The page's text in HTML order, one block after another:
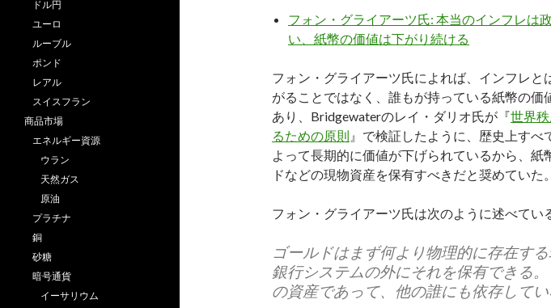
フォン・グライアーツ氏: 本当のインフレは
い、紙幣の価値は下がり続ける
フォン・グライアーツ氏によれば、インフレと
がることではなく、誰もが持っている紙幣の価
あり、Bridgewaterのレイ・ダリオ氏が『世界
るための原則 』で検証したように、歴史上すべ
よって長期的に価値が下げられているから、紙
ドなどの現物資産を保有すべきだと奨めていた。
フォン・グライアーツ氏は次のように述べてい
ゴールドはまず何より物理的に存在する
銀行システムの外にそれを保有できる
の資産であって、他の誰にも依存してい
ドル円
ユーロ
ルーブル
ポンド
レアル
スイスフラン
商品市場
エネルギー資源
ウラン
天然ガス
原油
プラチナ
銅
砂糖
暗号通貨
イーサリウム